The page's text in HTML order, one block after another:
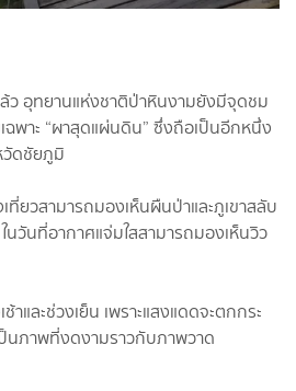
ว อุทยานแห่งชาติป่าหินงามยังมีจุดชม
ฉพาะ “ผาสุดแผ่นดิน” ซึ่งถือเป็นอีกหนึ่ง
ดชัยภูมิ
ยวสามารถมองเห็นผืนป่าและภูเขาสลับ
วันที่อากาศแจ่มใสสามารถมองเห็นวิว
และช่วงเย็น เพราะแสงแดดจะตกกระ
นภาพที่งดงามราวกับภาพวาด